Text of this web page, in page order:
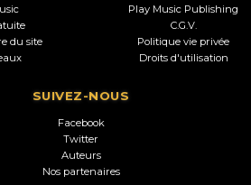
du site
Play Music Publishing
C.G.V.
Politique vie privée
Droits d'utilisation
SUIVEZ-NOUS
Facebook
Twitter
Auteurs
Nos partenaires